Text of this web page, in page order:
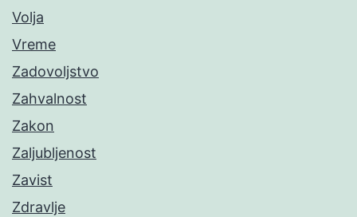
Volja
Vreme
Zadovoljstvo
Zahvalnost
Zakon
Zaljubljenost
Zavist
Zdravlje